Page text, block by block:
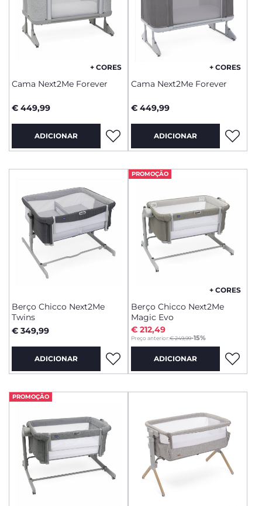
+ CORES
Cama Next2Me Forever
€ 449,99
ADICIONAR
+ CORES
Cama Next2Me Forever
€ 449,99
ADICIONAR
Berço Chicco Next2Me
Twins
€ 349,99
ADICIONAR
PROMOÇÃO
+ CORES
Berço Chicco Next2Me
Magic Evo
Preço anterior:€ 249,99-15%
to
€ 212,49
ADICIONAR
PROMOÇÃO